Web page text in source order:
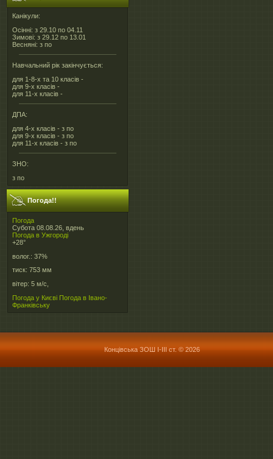
Канікули:
Осінні: з 29.10 по 04.11
Зимові: з 29.12 по 13.01
Весняні: з по
Навчальний рік закінчується:
для 1-8-х та 10 класів -
для 9-х класів -
для 11-х класів -
ДПА:
для 4-х класів - з по
для 9-х класів - з по
для 11-х класів - з по
ЗНО:
з по
Погода!!
Погода
Субота 08.08.26, вдень
Погода в Ужгороді
+28°
волог.: 37%
тиск: 753 мм
вітер: 5 м/с,
Погода у Києві Погода в Івано-
Франківську
Концівська ЗОШ І-ІІІ ст. © 2026